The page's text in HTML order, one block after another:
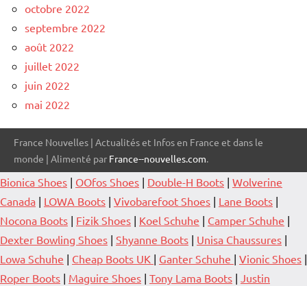
octobre 2022
septembre 2022
août 2022
juillet 2022
juin 2022
mai 2022
France Nouvelles | Actualités et Infos en France et dans le
monde | Alimenté par France--nouvelles.com.
Bionica Shoes | OOfos Shoes | Double-H Boots | Wolverine
Canada | LOWA Boots | Vivobarefoot Shoes | Lane Boots |
Nocona Boots | Fizik Shoes | Koel Schuhe | Camper Schuhe |
Dexter Bowling Shoes | Shyanne Boots | Unisa Chaussures |
Lowa Schuhe | Cheap Boots UK | Ganter Schuhe | Vionic Shoes |
Roper Boots | Maguire Shoes | Tony Lama Boots | Justin